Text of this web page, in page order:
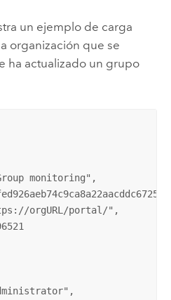
un ejemplo de carga
organización que se
ha actualizado un grupo
monitoring",
orgURL/portal/",